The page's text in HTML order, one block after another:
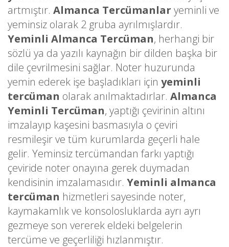
artmıştır. Almanca Tercümanlar yeminli ve
yeminsiz olarak 2 gruba ayrılmışlardır.
Yeminli Almanca Tercüman, herhangi bir
sözlü ya da yazılı kaynağın bir dilden başka bir
dile çevrilmesini sağlar. Noter huzurunda
yemin ederek işe başladıkları için yeminli
tercüman olarak anılmaktadırlar. Almanca
Yeminli Tercüman, yaptığı çevirinin altını
imzalayıp kaşesini basmasıyla o çeviri
resmileşir ve tüm kurumlarda geçerli hale
gelir. Yeminsiz tercümandan farkı yaptığı
çeviride noter onayına gerek duymadan
kendisinin imzalamasıdır. Yeminli almanca
tercüman hizmetleri sayesinde noter,
kaymakamlık ve konsolosluklarda ayrı ayrı
gezmeye son vererek eldeki belgelerin
tercüme ve geçerliliği hızlanmıştır.